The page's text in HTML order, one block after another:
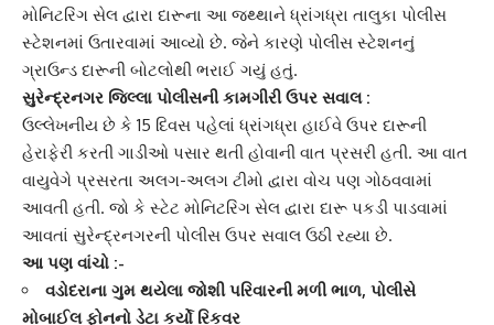
મોનિટરિંગ સેલ દ્વારા દારૂના આ જથ્થાને ધ્રાંગધ્રા તાલુકા પોલીસ
સ્ટેશનમાં ઉતારવામાં આવ્યો છે. જેને કારણે પોલીસ સ્ટેશનનું
ગ્રાઉન્ડ દારૂની બોટલોથી ભરાઈ ગયું હતું.
સુરેન્દ્રનગર જિલ્લા પોલીસની કામગીરી ઉપર સવાલ :
ઉલ્લેખનીય છે કે 15 દિવસ પહેલાં ધ્રાંગધ્રા હાઈવે ઉપર દારૂની
હેરાફેરી કરતી ગાડીઓ પસાર થતી હોવાની વાત પ્રસરી હતી. આ વાત
વાયુવેગે પ્રસરતા અલગ-અલગ ટીમો દ્વારા વોચ પણ ગોઠવવામાં
આવતી હતી. જો કે સ્ટેટ મોનિટરિંગ સેલ દ્વારા દારૂ પકડી પાડવામાં
આવતાં સુરેન્દ્રનગરની પોલીસ ઉપર સવાલ ઉઠી રહ્યા છે.
આ પણ વાંચો :-
વડોદરાના ગુમ થયેલા જોશી પરિવારની મળી ભાળ, પોલીસે
મોબાઈલ ફોનનો ડેટા કર્યો રિકવર